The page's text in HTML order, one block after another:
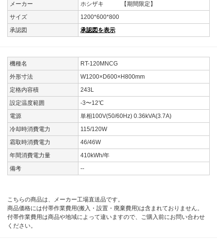
メーカー
ホシザキ 【期間限定】
サイズ
1200*600*800
承認図
承認図を表示
機種名
RT-120MNCG
外形寸法
W1200×D600×H800mm
定格内容積
243L
設定温度範囲
-3〜12℃
電源
単相100V(50/60Hz) 0.36kVA(3.7A)
冷却時消費電力
115/120W
霜取時消費電力
46/46W
年間消費電力量
410kWh/年
備考
--
こちらの商品は、メーカー工場直送品です。
商品価格には付帯作業費用(搬入・設置・廃棄費用)は含まれておりません。
付帯作業費用は商品や地域によって違いますので、ご購入前にお問い合わせ
ください。